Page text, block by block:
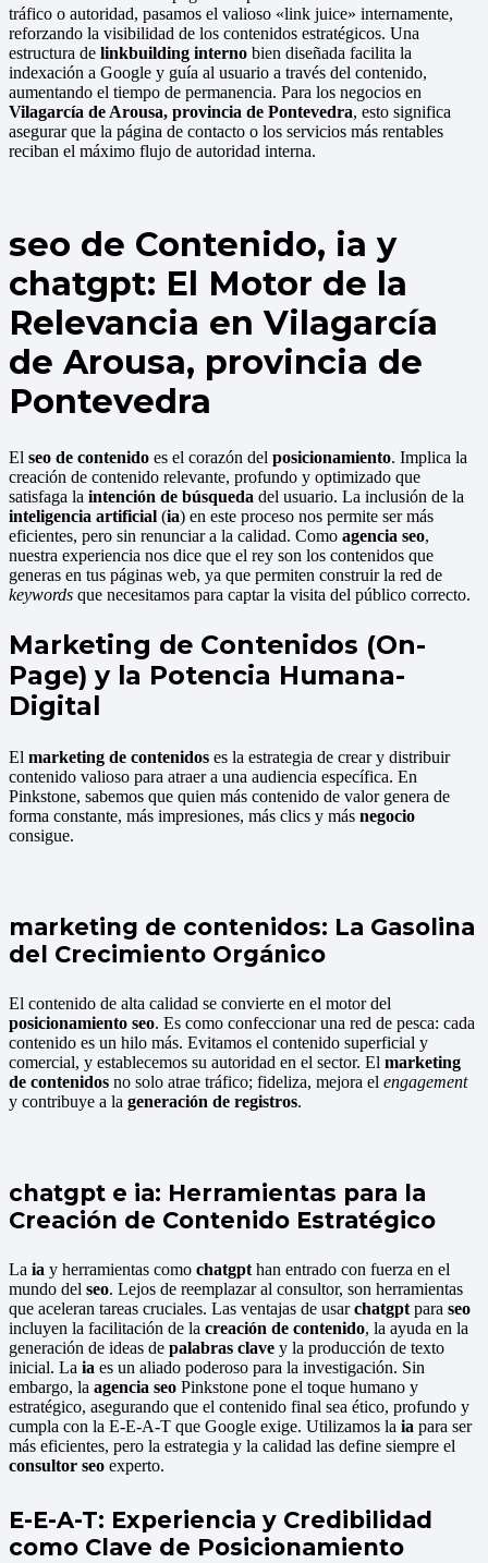
tráfico o autoridad, pasamos el valioso «link juice» internamente,
reforzando la visibilidad de los contenidos estratégicos. Una
estructura de linkbuilding interno bien diseñada facilita la
indexación a Google y guía al usuario a través del contenido,
aumentando el tiempo de permanencia. Para los negocios en
Vilagarcía de Arousa, provincia de Pontevedra, esto significa
asegurar que la página de contacto o los servicios más rentables
reciban el máximo flujo de autoridad interna.
seo de Contenido, ia y
chatgpt: El Motor de la
Relevancia en Vilagarcía
de Arousa, provincia de
Pontevedra
El seo de contenido es el corazón del posicionamiento. Implica la
creación de contenido relevante, profundo y optimizado que
satisfaga la intención de búsqueda del usuario. La inclusión de la
inteligencia artificial (ia) en este proceso nos permite ser más
eficientes, pero sin renunciar a la calidad. Como agencia seo,
nuestra experiencia nos dice que el rey son los contenidos que
generas en tus páginas web, ya que permiten construir la red de
keywords que necesitamos para captar la visita del público correcto.
Marketing de Contenidos (On-
Page) y la Potencia Humana-
Digital
El marketing de contenidos es la estrategia de crear y distribuir
contenido valioso para atraer a una audiencia específica. En
Pinkstone, sabemos que quien más contenido de valor genera de
forma constante, más impresiones, más clics y más negocio
consigue.
marketing de contenidos: La Gasolina
del Crecimiento Orgánico
El contenido de alta calidad se convierte en el motor del
posicionamiento seo. Es como confeccionar una red de pesca: cada
contenido es un hilo más. Evitamos el contenido superficial y
comercial, y establecemos su autoridad en el sector. El marketing
de contenidos no solo atrae tráfico; fideliza, mejora el engagement
y contribuye a la generación de registros.
chatgpt e ia: Herramientas para la
Creación de Contenido Estratégico
La ia y herramientas como chatgpt han entrado con fuerza en el
mundo del seo. Lejos de reemplazar al consultor, son herramientas
que aceleran tareas cruciales. Las ventajas de usarchatgpt para seo
incluyen la facilitación de la creación de contenido, la ayuda en la
generación de ideas de palabras clave y la producción de texto
inicial. La ia es un aliado poderoso para la investigación. Sin
embargo, la agencia seo Pinkstone pone el toque humano y
estratégico, asegurando que el contenido final sea ético, profundo y
cumpla con la E-E-A-T que Google exige. Utilizamos la ia para ser
más eficientes, pero la estrategia y la calidad las define siempre el
consultor seo experto.
E-E-A-T: Experiencia y Credibilidad
como Clave de Posicionamiento